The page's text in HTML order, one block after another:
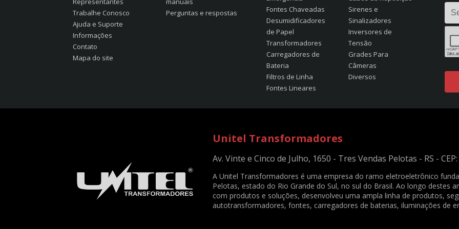
Trabalhe Conosco
Ajuda e Suporte
Informações
Contato
Mapa do site
Perguntas e respostas
Fontes Chaveadas
Desumidificadores
de Papel
Transformadores
Carregadores de
Bateria
Filtros de Linha
Fontes Lineares
Sirenes e
Sinalizadores
Inversores de
Tensão
Grades Para
Câmeras
Diversos
Unitel Transformadores
Av. Vinte e Cinco de Julho, 1650 - Tres Vendas Pelotas - RS -
A Unitel Transformadores é uma empresa do ramo eletroeletrônico
Pelotas, estado do Rio Grande do Sul, no sul do Brasil. Ao longo destes
com produtos e soluções, desenvolveu uma ampla linha de produtos,
autotransformadores, fontes, carregadores de baterias, iluminações de